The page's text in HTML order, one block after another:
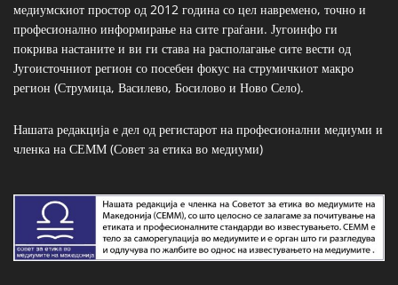
медиумскиот простор од 2012 година со цел навремено, точно и
професионално информирање на сите граѓани. Југоинфо ги
покрива настаните и ви ги става на располагање сите вести од
Југоисточниот регион со посебен фокус на струмичкиот макро
регион (Струмица, Василево, Босилово и Ново Село).
Нашата редакција е дел од регистарот на професионални медиуми и
членка на СЕММ (Совет за етика во медиуми)